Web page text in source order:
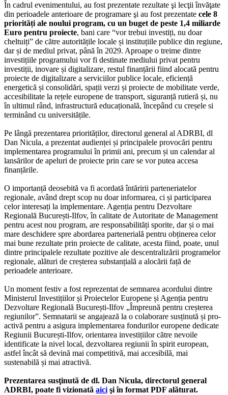
În cadrul evenimentului, au fost prezentate rezultate şi lecţii învăţate
din perioadele anterioare de programare şi au fost prezentate cele 8
priorități ale noului program, cu un buget de peste 1,4 miliarde
Euro pentru proiecte, bani care “vor trebui investiți, nu doar
cheltuiți” de către autoritățile locale și instituțiile publice din regiune,
dar și de mediul privat, până în 2029. Aproape o treime dintre
investițiile programului vor fi destinate mediului privat pentru
investiții, inovare și digitalizare, restul finanțării fiind alocată pentru
proiecte de digitalizare a serviciilor publice locale, eficiență
energetică și consolidări, spații verzi și proiecte de mobilitate verde,
accesibilitate la rețele europene de transport, siguranță rutieră și, nu
în ultimul rând, infrastructură educațională, începând cu creșele si
terminând cu universitățile.
Pe lângă prezentarea priorităților, directorul general al ADRBI, dl
Dan Nicula, a prezentat audienței și principalele provocări pentru
implementarea programului în primii ani, precum și un calendar al
lansărilor de apeluri de proiecte prin care se vor putea accesa
finanțările.
O importanță deosebită va fi acordată întăririi parteneriatelor
regionale, având drept scop nu doar informarea, ci și participarea
celor interesați la implementare. Agenția pentru Dezvoltare
Regională București-Ilfov, în calitate de Autoritate de Management
pentru acest nou program, are responsabilități sporite, dar și o mai
mare deschidere spre abordarea partenerială pentru obținerea celor
mai bune rezultate prin proiecte de calitate, acesta fiind, poate, unul
dintre principalele rezultate pozitive ale descentralizării programelor
regionale, alături de creșterea substanțială a alocării față de
perioadele anterioare.
Un moment festiv a fost reprezentat de semnarea acordului dintre
Ministerul Investițiilor și Proiectelor Europene și Agenția pentru
Dezvoltare Regională București-Ilfov „Împreună pentru creșterea
regiunilor”. Semnatarii se angajează la o colaborare susținută și pro-
activă pentru a asigura implementarea fondurilor europene dedicate
Regiunii București-Ilfov, orientarea investițiilor către nevoile
identificate la nivel local, dezvoltarea regiunii în spirit european,
astfel încât să devină mai competitivă, mai accesibilă, mai
sustenabilă și mai atractivă.
Prezentarea susţinută de dl. Dan Nicula, directorul general
ADRBI, poate fi vizionată aicişi în format PDF alăturat.